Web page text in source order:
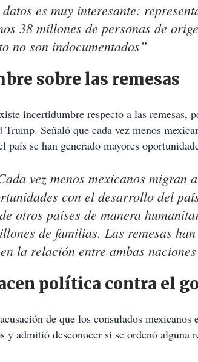
es muy interesante:
38 millones de personas de
no son indocumentados”
sobre las remesas
incertidumbre respecto a las remesas,
Señaló que cada vez menos
se han generado mayores
vez menos mexicanos migran
con el desarrollo del
otros países de manera
de familias. Las remesas
la relación entre ambas
política contra el
de que los consulados
y admitió desconocer si se ordenó alguna